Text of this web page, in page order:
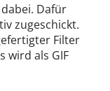
Dafür
zugeschickt.
Filter
wird als GIF